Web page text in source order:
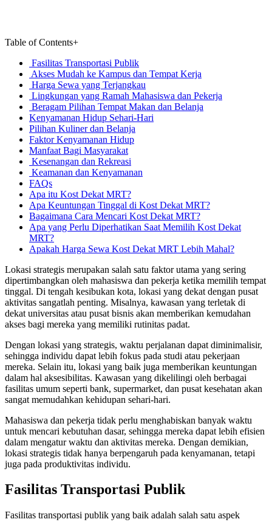
Table of Contents+
Fasilitas Transportasi Publik
Akses Mudah ke Kampus dan Tempat Kerja
Harga Sewa yang Terjangkau
Lingkungan yang Ramah Mahasiswa dan Pekerja
Beragam Pilihan Tempat Makan dan Belanja
Kenyamanan Hidup Sehari-Hari
Pilihan Kuliner dan Belanja
Faktor Kenyamanan Hidup
Manfaat Bagi Masyarakat
Kesenangan dan Rekreasi
Keamanan dan Kenyamanan
FAQs
Apa itu Kost Dekat MRT?
Apa Keuntungan Tinggal di Kost Dekat MRT?
Bagaimana Cara Mencari Kost Dekat MRT?
Apa yang Perlu Diperhatikan Saat Memilih Kost Dekat
MRT?
Apakah Harga Sewa Kost Dekat MRT Lebih Mahal?
Lokasi strategis merupakan salah satu faktor utama yang sering
dipertimbangkan oleh mahasiswa dan pekerja ketika memilih tempat
tinggal. Di tengah kesibukan kota, lokasi yang dekat dengan pusat
aktivitas sangatlah penting. Misalnya, kawasan yang terletak di
dekat universitas atau pusat bisnis akan memberikan kemudahan
akses bagi mereka yang memiliki rutinitas padat.
Dengan lokasi yang strategis, waktu perjalanan dapat diminimalisir,
sehingga individu dapat lebih fokus pada studi atau pekerjaan
mereka. Selain itu, lokasi yang baik juga memberikan keuntungan
dalam hal aksesibilitas. Kawasan yang dikelilingi oleh berbagai
fasilitas umum seperti bank, supermarket, dan pusat kesehatan akan
sangat memudahkan kehidupan sehari-hari.
Mahasiswa dan pekerja tidak perlu menghabiskan banyak waktu
untuk mencari kebutuhan dasar, sehingga mereka dapat lebih efisien
dalam mengatur waktu dan aktivitas mereka. Dengan demikian,
lokasi strategis tidak hanya berpengaruh pada kenyamanan, tetapi
juga pada produktivitas individu.
Fasilitas Transportasi Publik
Fasilitas transportasi publik yang baik adalah salah satu aspek